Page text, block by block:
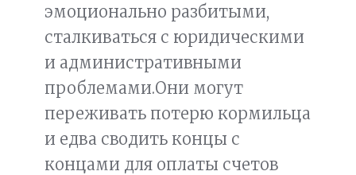
эмоционально разбитыми,
сталкиваться с юридическими
и административными
проблемами.Они могут
переживать потерю кормильца
и едва сводить концы с
концами для оплаты счетов